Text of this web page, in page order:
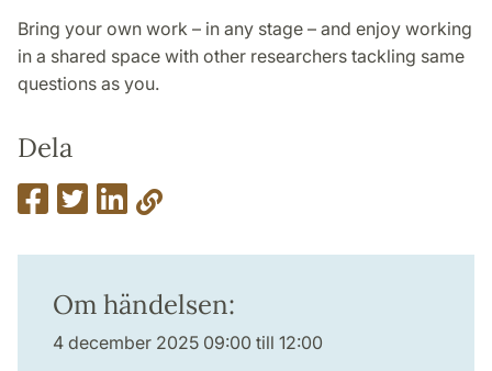
Bring your own work – in any stage – and enjoy working
in a shared space with other researchers tackling same
questions as you.
Dela
Om händelsen:
4 december 2025 09:00 till 12:00